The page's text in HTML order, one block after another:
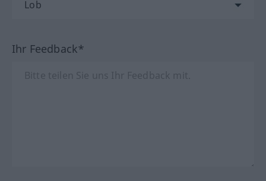
Ihr Feedback*